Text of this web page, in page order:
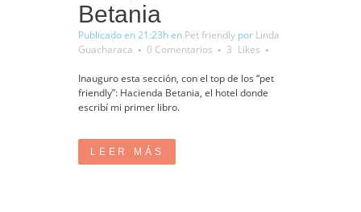
Betania
Publicado en 21:23hen Pet friendly por Linda
Guacharaca
0 Comentarios 3 Likes
Inauguro esta sección, con el top de los “pet
friendly”: Hacienda Betania, el hotel donde
escribí mi primer libro.
LEER MÁS